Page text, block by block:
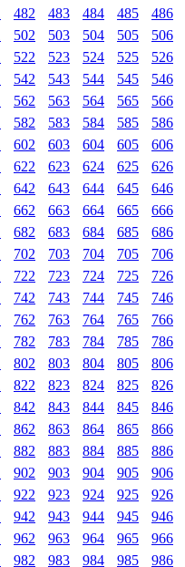
482 483 484 485 486
502 503 504 505 506
522 523 524 525 526
542 543 544 545 546
562 563 564 565 566
582 583 584 585 586
602 603 604 605 606
622 623 624 625 626
642 643 644 645 646
662 663 664 665 666
682 683 684 685 686
702 703 704 705 706
722 723 724 725 726
742 743 744 745 746
762 763 764 765 766
782 783 784 785 786
802 803 804 805 806
822 823 824 825 826
842 843 844 845 846
862 863 864 865 866
882 883 884 885 886
902 903 904 905 906
922 923 924 925 926
942 943 944 945 946
962 963 964 965 966
982 983 984 985 986